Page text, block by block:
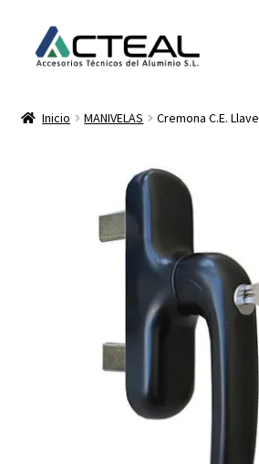
Descargar catálogo 2026
Inicio MANIVELAS Cremona C.E. Llave